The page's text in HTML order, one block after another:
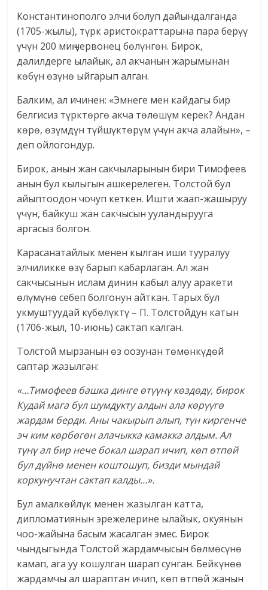
Константинополго элчи болуп дайындалганда
(1705-жылы), түрк аристократтарына пара берүү
үчүн 200 миң червонец бөлүнгөн. Бирок,
далилдерге ылайык, ал акчанын жарымынан
көбүн өзүнө ыйгарып алган.
Балким, ал ичинен: «Эмнеге мен кайдагы бир
белгисиз түрктөргө акча төлөшүм керек? Андан
көрө, өзүмдүн түйшүктөрүм үчүн акча алайын», –
деп ойлогондур.
Бирок, анын жан сакчыларынын бири Тимофеев
анын бул кылыгын ашкерелеген. Толстой бул
айыптоодон чочуп кеткен. Ишти жаап-жашыруу
үчүн, байкуш жан сакчысын ууландырууга
аргасыз болгон.
Карасанатайлык менен кылган иши тууралуу
элчиликке өзү барып кабарлаган. Ал жан
сакчысынын ислам динин кабыл алуу аракети
өлүмүнө себеп болгонун айткан. Тарых бул
укмуштуудай күбөлүктү – П. Толстойдун катын
(1706-жыл, 10-июнь) сактап калган.
Толстой мырзанын өз оозунан төмөнкүдөй
саптар жазылган:
«…Тимофеев башка динге өтүүнү көздөдү, бирок
Кудай мага бул шумдукту алдын ала көрүүгө
жардам берди. Аны чакырып алып, түн киргенче
эч ким көрбөгөн алачыкка камакка алдым. Ал
түнү ал бир нече бокал шарап ичип, көп өтпөй
бул дүйнө менен коштошуп, бизди мындай
коркунучтан сактап калды…».
Бул амалкөйлүк менен жазылган катта,
дипломатиянын эрежелерине ылайык, окуянын
чоо-жайына басым жасалган эмес. Бирок
чындыгында Толстой жардамчысын бөлмөсүнө
камап, ага уу кошулган шарап сунган. Бейкүнөө
жардамчы ал шараптан ичип, көп өтпөй жанын